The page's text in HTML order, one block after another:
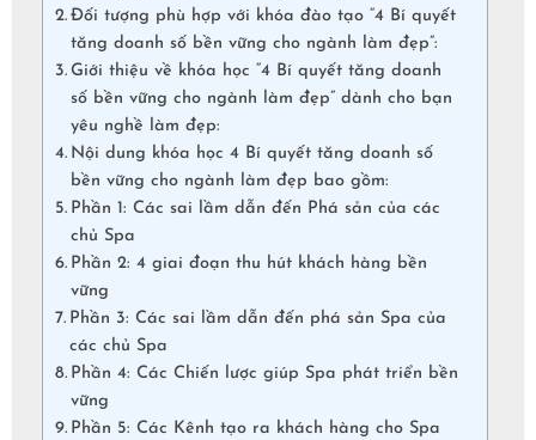
Đối tượng phù hợp với khóa đào tạo “4 Bí quyết
tăng doanh số bền vững cho ngành làm đẹp”:
Giới thiệu về khóa học “4 Bí quyết tăng doanh
số bền vững cho ngành làm đẹp” dành cho bạn
yêu nghề làm đẹp:
Nội dung khóa học 4 Bí quyết tăng doanh số
bền vững cho ngành làm đẹp bao gồm:
Phần 1: Các sai lầm dẫn đến Phá sản của các
chủ Spa
Phần 2: 4 giai đoạn thu hút khách hàng bền
vững
Phần 3: Các sai lầm dẫn đến phá sản Spa của
các chủ Spa
Phần 4: Các Chiến lược giúp Spa phát triển bền
vững
Phần 5: Các Kênh tạo ra khách hàng cho Spa